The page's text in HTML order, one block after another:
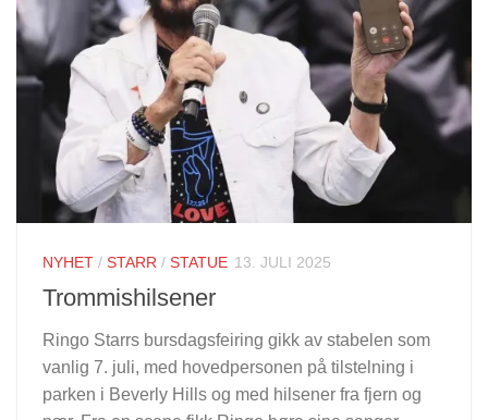
NYHET / STARR / STATUE 13. JULI 2025
Trommishilsener
Ringo Starrs bursdagsfeiring gikk av stabelen som
vanlig 7. juli, med hovedpersonen på tilstelning i
parken i Beverly Hills og med hilsener fra fjern og